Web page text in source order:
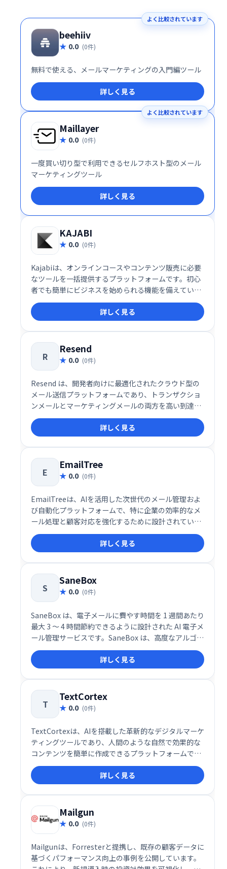
よく比較されています
beehiiv
0.0 (0件)
無料で使える、メールマーケティングの入門編ツール
詳しく見る
よく比較されています
Maillayer
0.0 (0件)
一度買い切り型で利用できるセルフホスト型のメール
マーケティングツール
詳しく見る
KAJABI
0.0 (0件)
Kajabiは、オンラインコースやコンテンツ販売に必要
なツールを一括提供するプラットフォームです。初心
者でも簡単にビジネスを始められる機能を備えていま
す。
詳しく見る
R
Resend
0.0 (0件)
Resend は、開発者向けに最適化されたクラウド型の
メール送信プラットフォームであり、トランザクショ
ンメールとマーケティングメールの両方を高い到達率
とスピードで届けることに特化したソリューションで
す。メールの信頼性や配信パフォーマンスに加え、開
発者体験（DX）を徹底的に重視した設計により、
SaaS企業やスタートアップを中心に注目を集めていま
す。
詳しく見る
E
EmailTree
0.0 (0件)
EmailTreeは、AIを活用した次世代のメール管理およ
び自動化プラットフォームで、特に企業の効率的なメ
ール処理と顧客対応を強化するために設計されていま
す。このサービスは、AIによるメールの分類、返信提
案、センチメント分析を統合し、受信トレイ管理の生
産性を劇的に向上させます。
詳しく見る
S
SaneBox
0.0 (0件)
SaneBox は、電子メールに費やす時間を 1 週間あたり
最大 3 ～ 4 時間節約できるように設計された AI 電子メ
ール管理サービスです。SaneBox は、高度なアルゴリ
ズムと機械学習を使用して、受信した電子メールを重
要度に応じて自動的にフォルダーに分類します。これ
により、無関係なメッセージを分類する時間を減ら
し、重要なこと、つまり電子メール以外のあらゆるこ
とに集中できるようになります。
詳しく見る
T
TextCortex
0.0 (0件)
TextCortexは、AIを搭載した革新的なデジタルマーケ
ティングツールであり、人間のような自然で効果的な
コンテンツを簡単に作成できるプラットフォームで
す。この多機能ツールは、企業やマーケターが効率的
に高品質なコンテンツを作成・管理できるように設計
されており、書き換えや要約、トーン調整など、コン
テンツ制作に必要な機能を一元化しています。
詳しく見る
Mailgun
0.0 (0件)
Mailgunは、Forresterと提携し、既存の顧客データに
基づくパフォーマンス向上の事例を公開しています。